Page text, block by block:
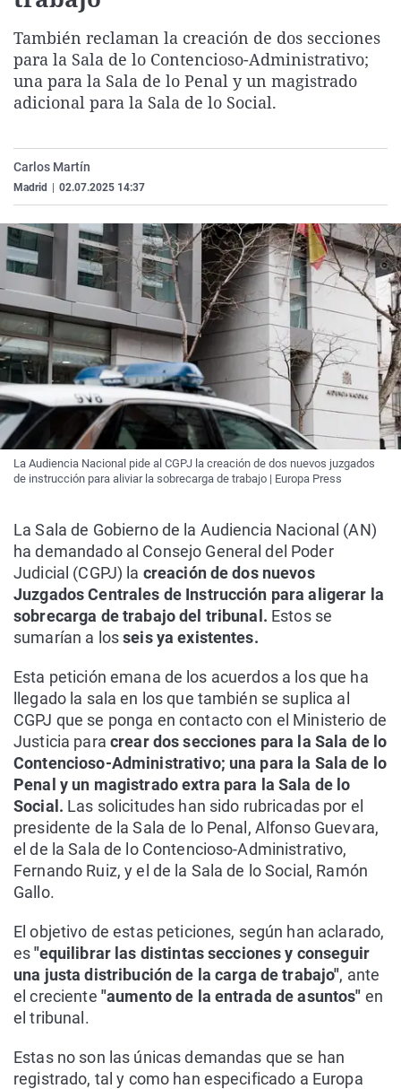
Gente viajera
Como el perro y el
Retornados
Equipo de
Operación Viuda
Galicia
La Rioja
Navarra
Televisión
Elecciones
También reclaman la creación de dos secciones
para la Sala de lo Contencioso-Administrativo;
una para la Sala de lo Penal y un magistrado
adicional para la Sala de lo Social.
Carlos Martín
Madrid 02.07.2025 14:37
La Audiencia Nacional pide al CGPJ la creación de dos nuevos juzgados
de instrucción para aliviar la sobrecarga de trabajo | Europa Press
La Sala de Gobierno de la Audiencia Nacional (AN)
ha demandado al Consejo General del Poder
Judicial (CGPJ) la creación de dos nuevos
Juzgados Centrales de Instrucción para aligerar la
sobrecarga de trabajo del tribunal. Estos se
sumarían a losseis ya existentes.
Esta petición emana de los acuerdos a los que ha
llegado la sala en los que también se suplica al
CGPJ que se ponga en contacto con el Ministerio de
Justicia para crear dos secciones para la Sala de lo
Contencioso-Administrativo; una para la Sala de lo
Penal y un magistrado extra para la Sala de lo
Social. Las solicitudes han sido rubricadas por el
presidente de la Sala de lo Penal, Alfonso Guevara,
el de la Sala de lo Contencioso-Administrativo,
Fernando Ruiz, y el de la Sala de lo Social, Ramón
Gallo.
El objetivo de estas peticiones, según han aclarado,
es"equilibrar las distintas secciones y conseguir
una justa distribución de la carga de trabajo", ante
el creciente "aumento de la entrada de asuntos" en
el tribunal.
Estas no son las únicas demandas que se han
registrado, tal y como han especificado a Europa